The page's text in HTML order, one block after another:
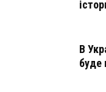
В
буде